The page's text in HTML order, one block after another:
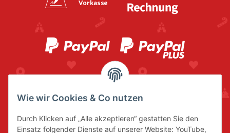
Wie wir Cookies & Co nutzen
Durch Klicken auf „Alle akzeptieren“ gestatten Sie den
Einsatz folgender Dienste auf unserer Website: YouTube,